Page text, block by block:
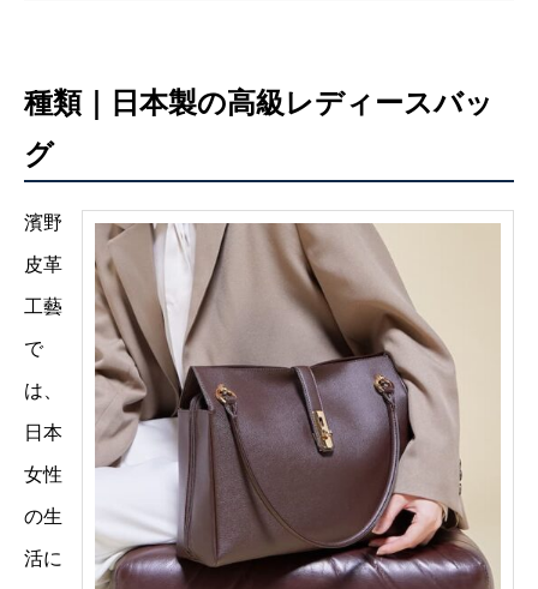
種類｜日本製の高級レディースバッ
グ
濱野
皮革
工藝
で
は、
日本
女性
の生
活に